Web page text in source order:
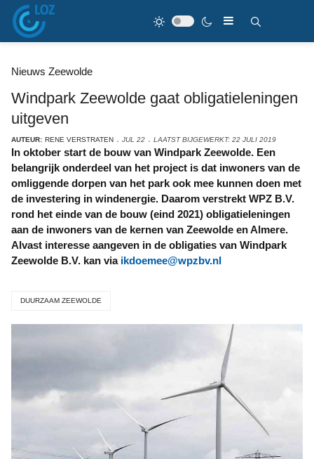
Nieuws Zeewolde
Windpark Zeewolde gaat obligatieleningen
uitgeven
AUTEUR: RENE VERSTRATEN JUL 22 LAATST BIJGEWERKT: 22 JULI 2019
In oktober start de bouw van Windpark Zeewolde. Een
belangrijk onderdeel van het project is dat inwoners van de
omliggende dorpen van het park ook mee kunnen doen met
de investering in windenergie. Daarom verstrekt WPZ B.V.
rond het einde van de bouw (eind 2021) obligatieleningen
aan de inwoners van de kernen van Zeewolde en Almere.
Alvast interesse aangeven in de obligaties van Windpark
Zeewolde B.V. kan via ikdoemee@wpzbv.nl
DUURZAAM ZEEWOLDE